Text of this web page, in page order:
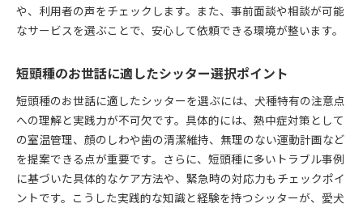
や、利用者の声をチェックします。また、事前面談や相談が可能
なサービスを選ぶことで、安心して依頼できる環境が整います。
短頭種のお世話に適したシッター選択ポイント
短頭種のお世話に適したシッターを選ぶには、犬種特有の注意点
への理解と実践力が不可欠です。具体的には、熱中症対策として
の室温管理、顔のしわや歯の清潔維持、無理のない運動計画など
を提案できる点が重要です。さらに、短頭種に多いトラブル事例
に基づいた具体的なケア方法や、緊急時の対応力もチェックポイ
ントです。こうした実践的な知識と経験を持つシッターが、愛犬